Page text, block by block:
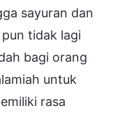
sayuran dan
tidak lagi
bagi orang
untuk
rasa